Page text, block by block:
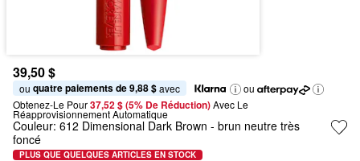
39,50 $
ou quatre paiements de 9,88 $ avec
ou
Obtenez-Le Pour37,52 $ (5% De Réduction) Avec Le
Réapprovisionnement Automatique
Couleur: 612 Dimensional Dark Brown - brun neutre très
foncé
PLUS QUE QUELQUES ARTICLES EN STOCK